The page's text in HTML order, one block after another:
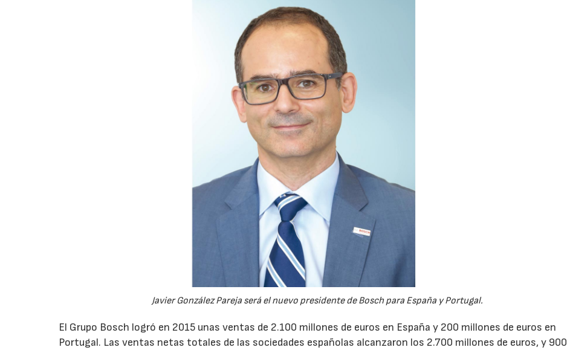
Javier González Pareja será el nuevo presidente de Bosch para España y Portugal.
El Grupo Bosch logró en 2015 unas ventas de 2.100 millones de euros en España y 200 millones de euros en
Portugal. Las ventas netas totales de las sociedades españolas alcanzaron los 2.700 millones de euros, y 900